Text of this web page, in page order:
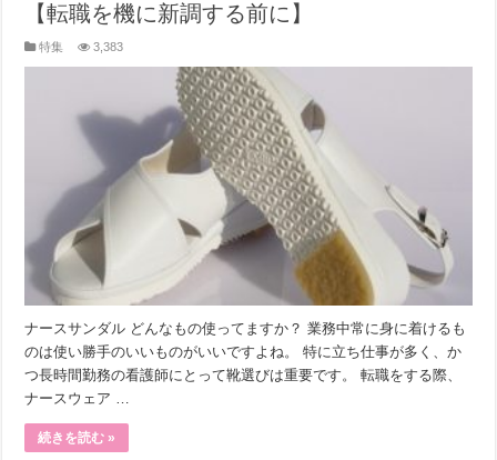
【転職を機に新調する前に】
特集 3,383
ナースサンダル どんなもの使ってますか？ 業務中常に身に着けるも
のは使い勝手のいいものがいいですよね。 特に立ち仕事が多く、か
つ長時間勤務の看護師にとって靴選びは重要です。 転職をする際、
ナースウェア …
続きを読む »